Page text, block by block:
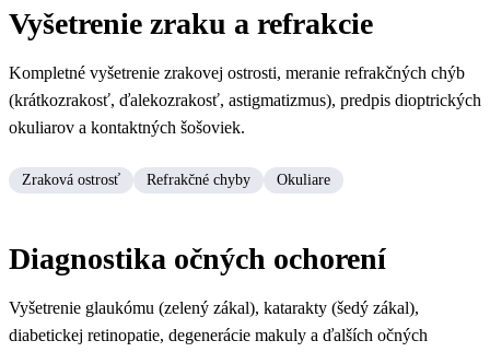
Vyšetrenie zraku a refrakcie
Kompletné vyšetrenie zrakovej ostrosti, meranie refrakčných chýb
(krátkozrakosť, ďalekozrakosť, astigmatizmus), predpis dioptrických
okuliarov a kontaktných šošoviek.
Zraková ostrosť Refrakčné chyby Okuliare
Diagnostika očných ochorení
Vyšetrenie glaukómu (zelený zákal), katarakty (šedý zákal),
diabetickej retinopatie, degenerácie makuly a ďalších očných